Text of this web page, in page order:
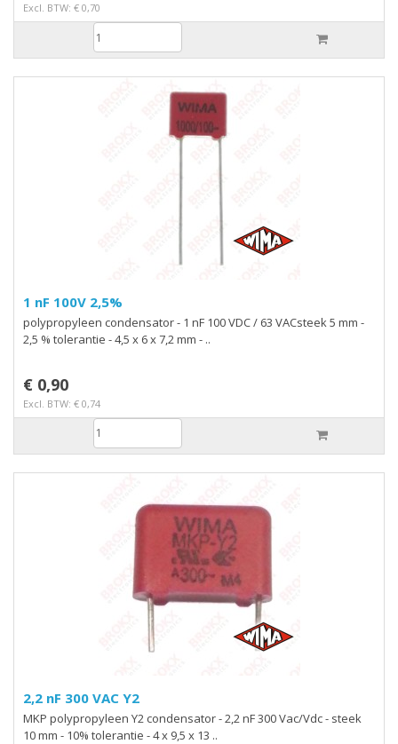
Excl. BTW: € 0,70
1 nF 100V 2,5%
polypropyleen condensator - 1 nF 100 VDC / 63 VACsteek 5 mm -
2,5 % tolerantie - 4,5 x 6 x 7,2 mm - ..
€ 0,90
Excl. BTW: € 0,74
2,2 nF 300 VAC Y2
MKP polypropyleen Y2 condensator - 2,2 nF 300 Vac/Vdc - steek
10 mm - 10% tolerantie - 4 x 9,5 x 13 ..